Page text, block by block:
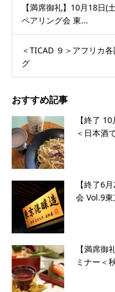
【満席御礼】10月18日
ペアリング会 東...
＜TICAD ９＞アフリカ
グ
おすすめ記事
【終了
＜日本酒
【終了6
会 Vol.9
【満席御
ミナー＜